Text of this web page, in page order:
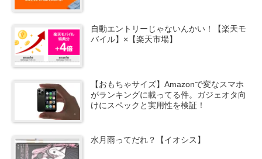
自動エントリーじゃないんかい！【楽天モ
バイル】×【楽天市場】
【おもちゃサイズ】Amazonで変なスマホ
がランキングに載ってる件。ガジェオタ向
けにスペックと実用性を検証！
水月雨ってだれ？【イオシス】